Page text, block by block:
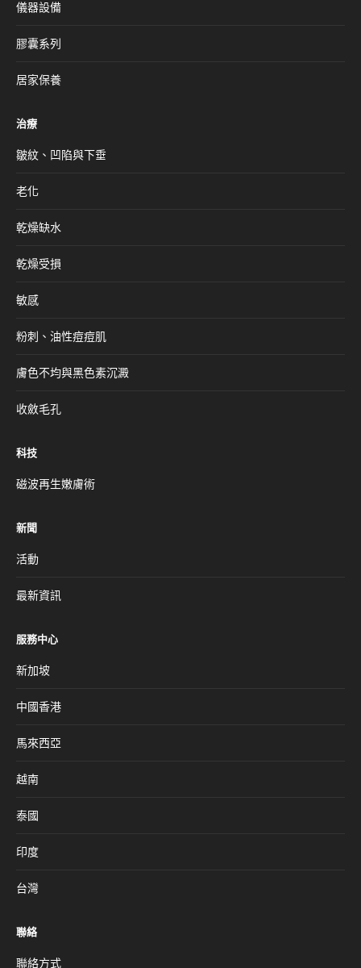
儀器設備
膠囊系列
居家保養
治療
皺紋、凹陷與下垂
老化
乾燥缺水
乾燥受損
敏感
粉刺、油性痘痘肌
膚色不均與黑色素沉澱
收斂毛孔
科技
磁波再生嫩膚術
新聞
活動
最新資訊
服務中心
新加坡
中國香港
馬來西亞
越南
泰國
印度
台灣
聯絡
聯絡方式